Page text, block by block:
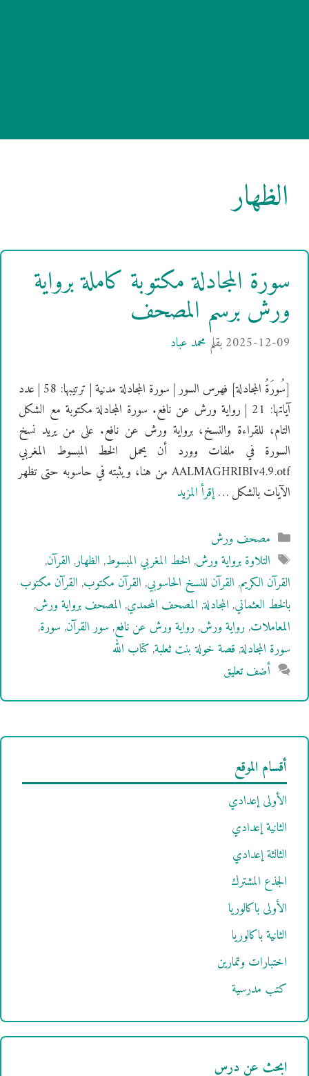
الظهار
سورة المجادلة مكتوبة كاملة برواية
ورش برسم المصحف
2025-12-09بقلم محمد عباد
[سُورَةُ المجادلة] فهرس السور | سورة المجادلة مدنية | ترتيبها: 58 | عدد
آياتها: 21 | رواية ورش عن نافع. سورة المجادلة مكتوبة مع الشكل
التام، للقراءة والنسخ، برواية ورش عن نافع. على من يريد نسخ
السورة في ملفات وورد أن يحمل الخط المبسوط المغربي
AALMAGHRIBIv4.9.otf من هنا، ويثبته في حاسوبه حتى تظهر
الآيات بالشكل …إقرأ المزيد
التصنيفات
مصحف ورش
الوسوم
التلاوة برواية ورش,الخط المغربي المبسوط,الظهار,القرآن,
القرآن الكريم,القرآن للنسخ الحاسوبي,القرآن مكتوب,القرآن مكتوب
بالخط العثماني,المجادلة,المصحف المحمدي,المصحف برواية ورش,
المعاملات,رواية ورش,رواية ورش عن نافع,سور القرآن,سورة,
سورة المجادلة,قصة خولة بنت ثعلبة,كتاب الله
أضف تعليق
أقسام الموقع
الأولى إعدادي
الثانية إعدادي
الثالثة إعدادي
الجذع المشترك
الأولى باكالوريا
الثانية باكالوريا
اختبارات وتمارين
كتب مدرسية
ابحث عن درس